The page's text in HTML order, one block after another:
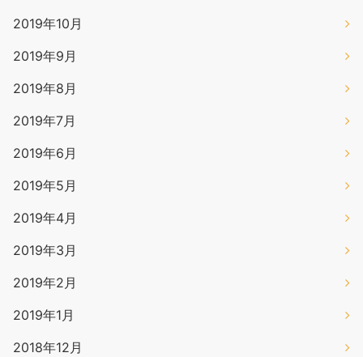
2019年10月
2019年9月
2019年8月
2019年7月
2019年6月
2019年5月
2019年4月
2019年3月
2019年2月
2019年1月
2018年12月